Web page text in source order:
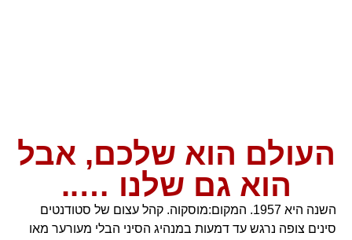
העולם הוא שלכם, אבל
הוא גם שלנו …..
השנה היא 1957. המקום:מוסקוה. קהל עצום של סטודנטים
סינים צופה נרגש עד דמעות במנהיג הסיני הבלי מעורער מאו